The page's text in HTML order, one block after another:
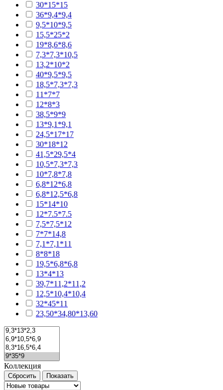
30*15*15
36*9,4*9,4
9,5*10*9,5
15,5*25*2
19*8,6*8,6
7,3*7,3*10,5
13,2*10*2
40*9,5*9,5
18,5*7,3*7,3
11*7*7
12*8*3
38,5*9*9
13*9,1*9,1
24,5*17*17
30*18*12
41,5*29,5*4
10,5*7,3*7,3
10*7,8*7,8
6,8*12*6,8
6,8*12,5*6,8
15*14*10
12*7.5*7.5
7,5*7,5*12
7*7*14,8
7,1*7,1*11
8*8*18
19,5*6,8*6,8
13*4*13
39,7*11,2*11,2
12,5*10,4*10,4
32*45*11
23,50*34,80*13,60
Коллекция